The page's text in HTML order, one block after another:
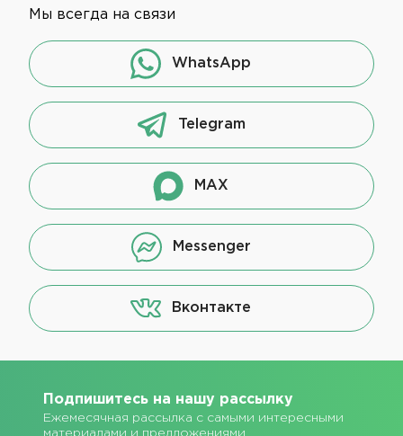
Мы всегда на связи
WhatsApp
Telegram
MAX
Messenger
Вконтакте
Подпишитесь на нашу рассылку
Ежемесячная рассылка с самыми интересными
материалами и предложениями